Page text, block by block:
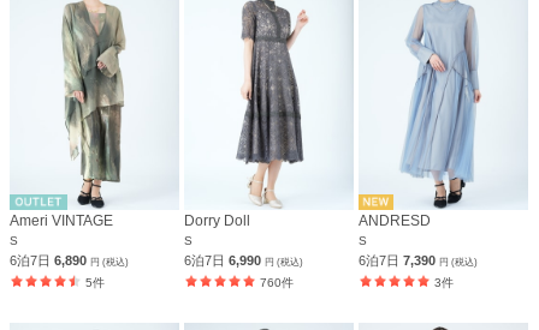
Ameri VINTAGE
S
6泊7日 6,890 円 (税込)
5件
Dorry Doll
S
6泊7日6,990円 (税込)
760件
ANDRESD
S
6泊7日7,390円 (税込)
3件